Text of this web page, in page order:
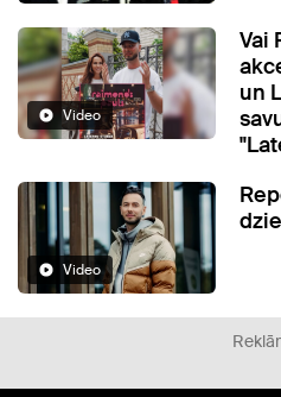
Video
Vai
un
Video